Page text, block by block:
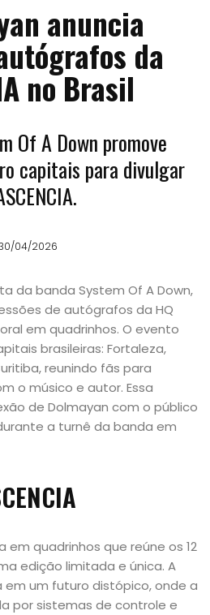
anuncia
da
no Brasil
Of A Down promove
capitais para divulgar
04/2026
da banda System Of A Down,
de autógrafos da HQ
em quadrinhos. O evento
brasileiras: Fortaleza,
reunindo fãs para
o músico e autor. Essa
de Dolmayan com o público
a turnê da banda em
em quadrinhos que reúne os 12
edição limitada e única. A
um futuro distópico, onde a
por sistemas de controle e